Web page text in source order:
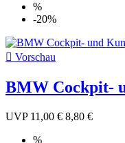
%
-20%
 Vorschau
BMW Cockpit-
UVP 11,00 € 8,80 €
%